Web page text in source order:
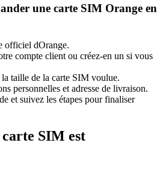
une carte SIM Orange en
officiel dOrange.
compte client ou créez-en un si vous
taille de la carte SIM voulue.
personnelles et adresse de livraison.
et suivez les étapes pour finaliser
SIM est